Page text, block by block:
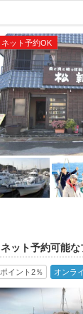
ネット予約OK
ネット予約可能な
ポイント2％ オンラ